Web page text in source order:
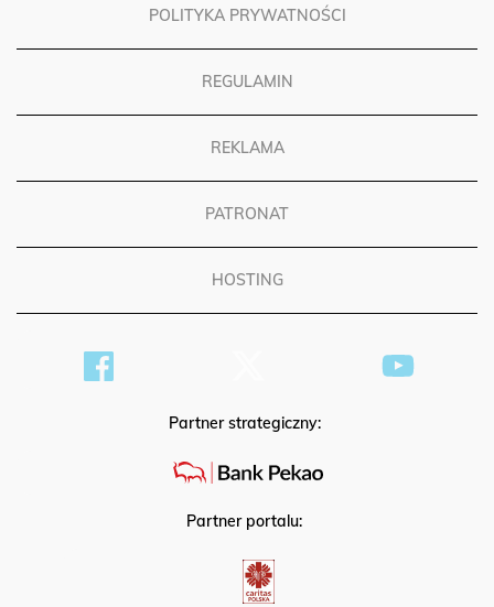
POLITYKA PRYWATNOŚCI
REGULAMIN
REKLAMA
PATRONAT
HOSTING
Partner strategiczny:
Partner portalu: